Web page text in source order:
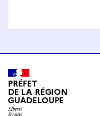
PRÉFET
DE LA RÉGION
GUADELOUPE